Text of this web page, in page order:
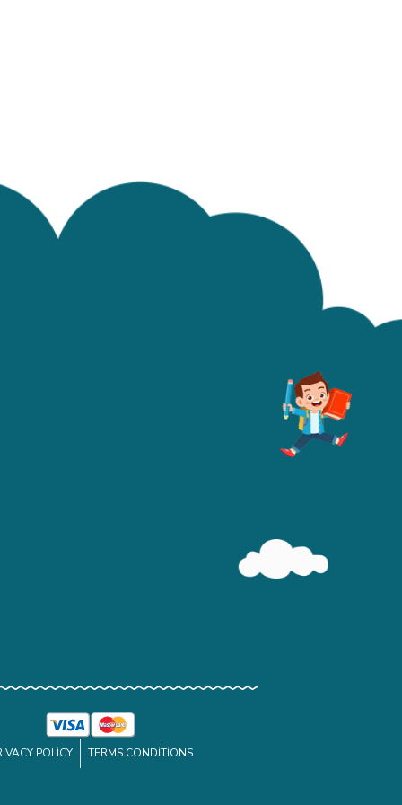
POLICY TERMS CONDITIONS